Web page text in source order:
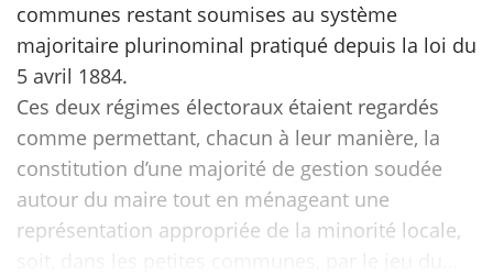
communes restant soumises au système
majoritaire plurinominal pratiqué depuis la loi du
5 avril 1884.
Ces deux régimes électoraux étaient regardés
comme permettant, chacun à leur manière, la
constitution d’une majorité de gestion soudée
autour du maire tout en ménageant une
représentation appropriée de la minorité locale,